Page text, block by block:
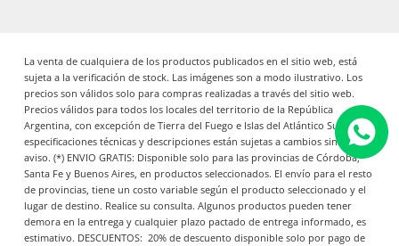
La venta de cualquiera de los productos publicados en el sitio web, está
sujeta a la verificación de stock. Las imágenes son a modo ilustrativo. Los
precios son válidos solo para compras realizadas a través del sitio web.
Precios válidos para todos los locales del territorio de la República
Argentina, con excepción de Tierra del Fuego e Islas del Atlántico Sur. Las
especificaciones técnicas y descripciones están sujetas a cambios sin previo
aviso. (*) ENVIO GRATIS: Disponible solo para las provincias de Córdoba,
Santa Fe y Buenos Aires, en productos seleccionados. El envío para el resto
de provincias, tiene un costo variable según el producto seleccionado y el
lugar de destino. Realice su consulta. Algunos productos pueden tener
demora en la entrega y cualquier plazo pactado de entrega informado, es
estimativo. DESCUENTOS: 20% de descuento disponible solo por pago de